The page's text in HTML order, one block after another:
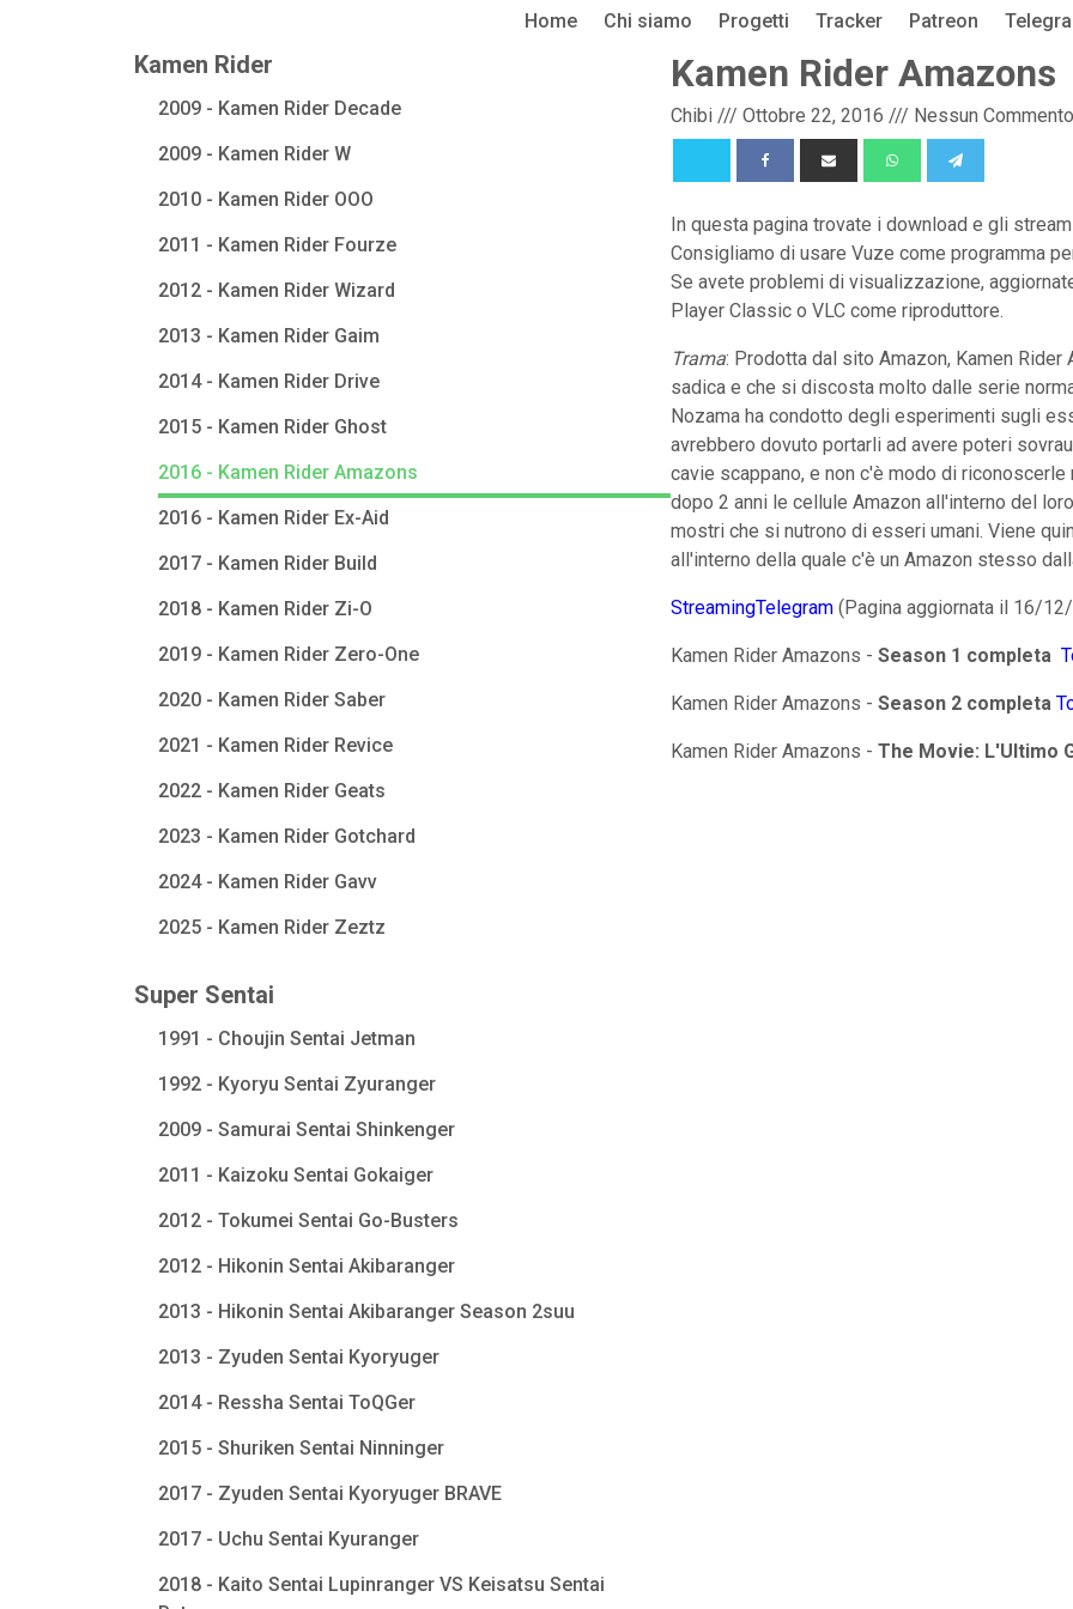
Home Chi siamo Progetti Tracker Patreon
Kamen Rider
2009 - Kamen Rider Decade
2009 - Kamen Rider W
2010 - Kamen Rider OOO
2011 - Kamen Rider Fourze
2012 - Kamen Rider Wizard
2013 - Kamen Rider Gaim
2014 - Kamen Rider Drive
2015 - Kamen Rider Ghost
2016 - Kamen Rider Amazons
2016 - Kamen Rider Ex-Aid
2017 - Kamen Rider Build
2018 - Kamen Rider Zi-O
2019 - Kamen Rider Zero-One
2020 - Kamen Rider Saber
2021 - Kamen Rider Revice
2022 - Kamen Rider Geats
2023 - Kamen Rider Gotchard
2024 - Kamen Rider Gavv
2025 - Kamen Rider Zeztz
Super Sentai
1991 - Choujin Sentai Jetman
1992 - Kyoryu Sentai Zyuranger
2009 - Samurai Sentai Shinkenger
2011 - Kaizoku Sentai Gokaiger
2012 - Tokumei Sentai Go-Busters
2012 - Hikonin Sentai Akibaranger
2013 - Hikonin Sentai Akibaranger Season 2suu
2013 - Zyuden Sentai Kyoryuger
2014 - Ressha Sentai ToQGer
2015 - Shuriken Sentai Ninninger
2017 - Zyuden Sentai Kyoryuger BRAVE
2017 - Uchu Sentai Kyuranger
2018 - Kaito Sentai Lupinranger VS Keisatsu Sentai
Kamen Rider Amazons
Chibi /// Ottobre 22, 2016 /// Nessun Commento
In questa pagina trovate i download e gli
Consigliamo di usare Vuze come programma
Se avete problemi di visualizzazione,
Player Classic o VLC come riproduttore.
Trama: Prodotta dal sito Amazon, Kamen
sadica e che si discosta molto dalle serie
Nozama ha condotto degli esperimenti sugli
avrebbero dovuto portarli ad avere poteri
cavie scappano, e non c'è modo di
dopo 2 anni le cellule Amazon all'interno del
mostri che si nutrono di esseri umani. Viene
all'interno della quale c'è un Amazon stesso
StreamingTelegram (Pagina aggiornata il 16/
Kamen Rider Amazons - Season 1 completa
Kamen Rider Amazons - Season 2 completa
Kamen Rider Amazons - The Movie: L'Ultimo